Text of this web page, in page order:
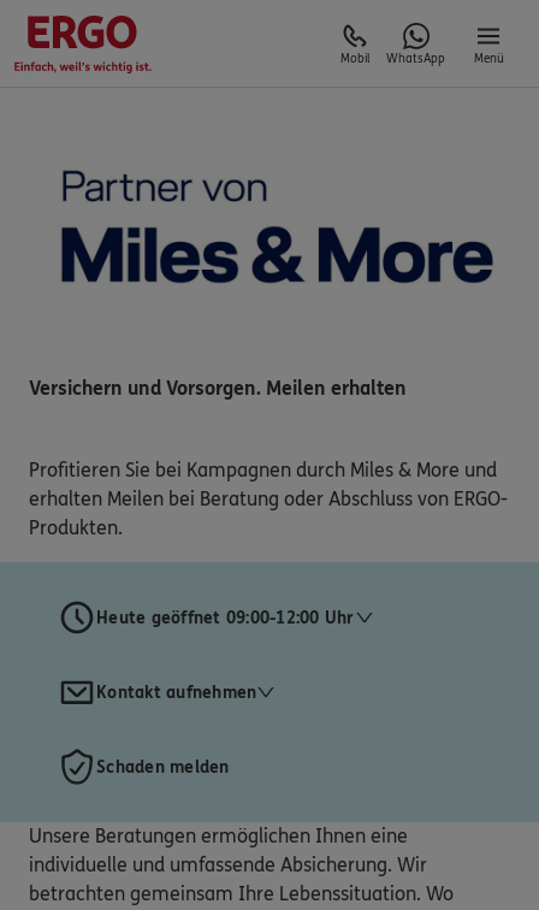
Mobil WhatsApp Menü
Versichern und Vorsorgen. Meilen erhalten
Profitieren Sie bei Kampagnen durch Miles & More und
erhalten Meilen bei Beratung oder Abschluss von ERGO-
Produkten.
Heute geöffnet 09:00-12:00 Uhr
Kontakt aufnehmen
Schaden melden
Unsere Beratungen ermöglichen Ihnen eine
individuelle und umfassende Absicherung. Wir
betrachten gemeinsam Ihre Lebenssituation. Wo